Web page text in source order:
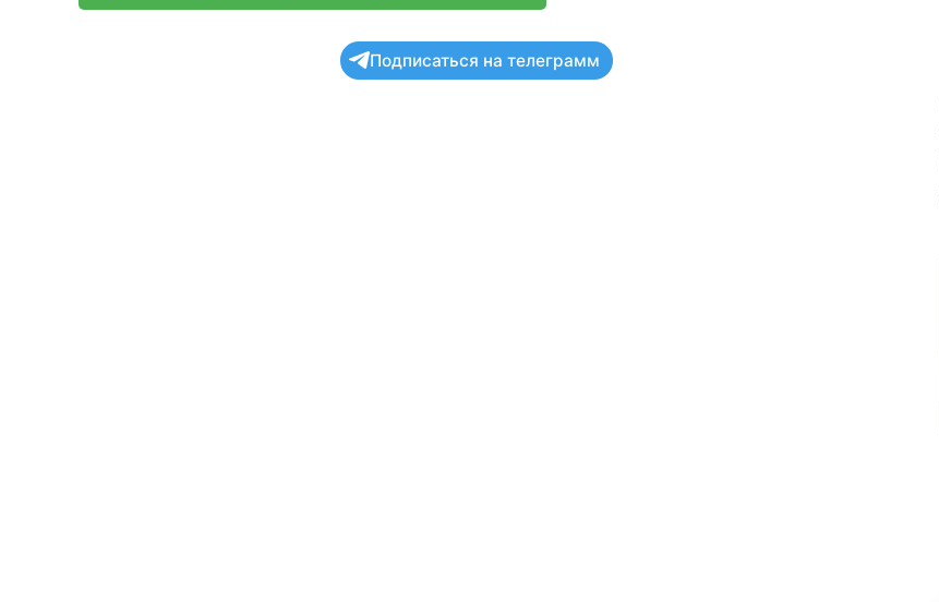
Подписаться на телеграмм